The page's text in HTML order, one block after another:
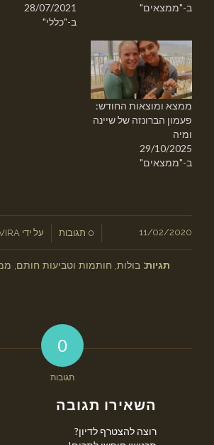
ב-"ממצאים"
28/07/2021
ב-"כללי"
ממצא ומוצאות החודש:
פעמון הברונזה של שיינה
ומיה
29/10/2025
ב-"ממצאים"
11/02/2020
/ 0 תגובות על ידי
תגיות: בולות, חותמות וטביעות חותם
0
תגובות
השאירו תגובה
רוצה להצטרף לדיון?